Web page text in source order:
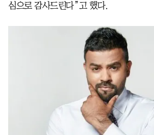
심으로 감사드린다”고 했다.